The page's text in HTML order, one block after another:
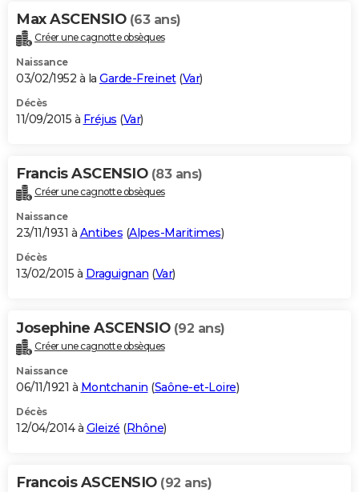
Max ASCENSIO (63 ans)
Créer une cagnotte obsèques
Naissance
03/02/1952 à la Garde-Freinet(Var)
Décès
11/09/2015 à Fréjus (Var)
Francis ASCENSIO (83 ans)
Créer une cagnotte obsèques
Naissance
23/11/1931 à Antibes (Alpes-Maritimes)
Décès
13/02/2015 à Draguignan (Var)
Josephine ASCENSIO (92 ans)
Créer une cagnotte obsèques
Naissance
06/11/1921 à Montchanin (Saône-et-Loire)
Décès
12/04/2014 à Gleizé (Rhône)
Francois ASCENSIO (92 ans)